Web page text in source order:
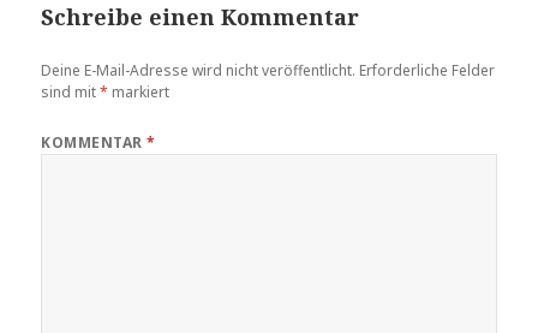
Schreibe einen Kommentar
Deine E-Mail-Adresse wird nicht veröffentlicht. Erforderliche Felder
sind mit* markiert
KOMMENTAR*